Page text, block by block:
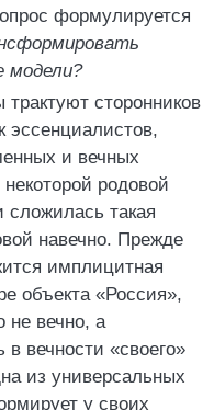
формулируется
модели?
сторонников
эссенциалистов,
и вечных
родовой
сложилась такая
навечно. Прежде
имплицитная
объекта «Россия»,
не вечно, а
вечности «своего»
из универсальных
у своих